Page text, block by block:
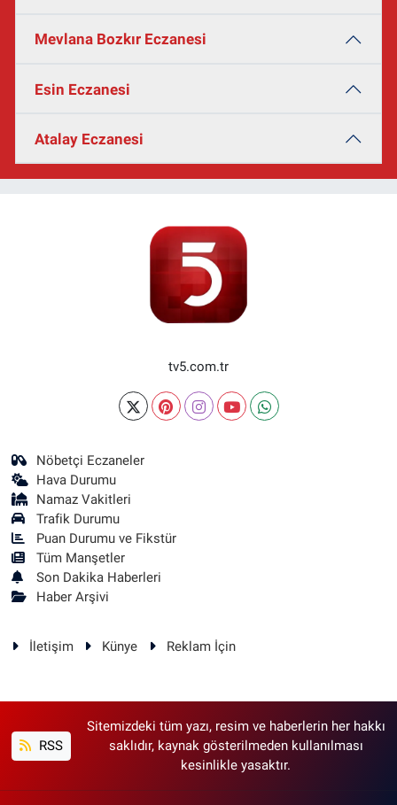
Mevlana Bozkır Eczanesi
Esin Eczanesi
Atalay Eczanesi
tv5.com.tr
Nöbetçi Eczaneler
Hava Durumu
Namaz Vakitleri
Trafik Durumu
Puan Durumu ve Fikstür
Tüm Manşetler
Son Dakika Haberleri
Haber Arşivi
İletişim Künye Reklam İçin
RSS
Sitemizdeki tüm yazı, resim ve haberlerin her hakkı
saklıdır, kaynak gösterilmeden kullanılması
kesinlikle yasaktır.